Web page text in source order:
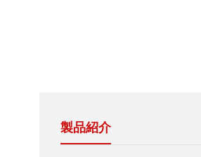
製品紹介